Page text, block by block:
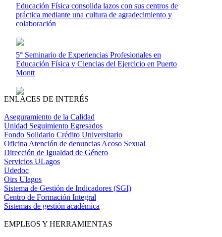
Educación Física consolida lazos con sus centros de
práctica mediante una cultura de agradecimiento y
colaboración
5° Seminario de Experiencias Profesionales en
Educación Física y Ciencias del Ejercicio en Puerto
Montt
ENLACES DE INTERÉS
Aseguramiento de la Calidad
Unidad Seguimiento Egresados
Fondo Solidario Crédito Universitario
Oficina Atención de denuncias Acoso Sexual
Dirección de Igualdad de Género
Servicios ULagos
Udedoc
Oirs Ulagos
Sistema de Gestión de Indicadores (SGI)
Centro de Formación Integral
Sistemas de gestión académica
EMPLEOS Y HERRAMIENTAS